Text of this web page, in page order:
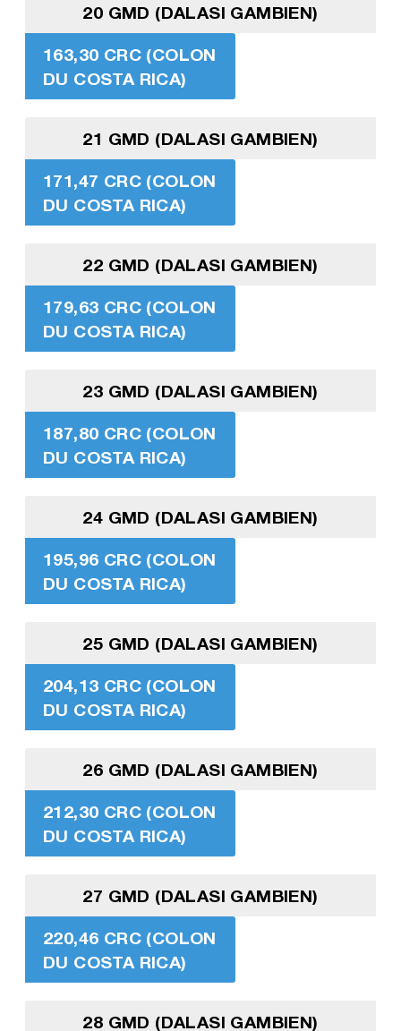
20 GMD (DALASI GAMBIEN)
163,30 CRC (COLON
DU COSTA RICA)
21 GMD (DALASI GAMBIEN)
171,47 CRC (COLON
DU COSTA RICA)
22 GMD (DALASI GAMBIEN)
179,63 CRC (COLON
DU COSTA RICA)
23 GMD (DALASI GAMBIEN)
187,80 CRC (COLON
DU COSTA RICA)
24 GMD (DALASI GAMBIEN)
195,96 CRC (COLON
DU COSTA RICA)
25 GMD (DALASI GAMBIEN)
204,13 CRC (COLON
DU COSTA RICA)
26 GMD (DALASI GAMBIEN)
212,30 CRC (COLON
DU COSTA RICA)
27 GMD (DALASI GAMBIEN)
220,46 CRC (COLON
DU COSTA RICA)
28 GMD (DALASI GAMBIEN)